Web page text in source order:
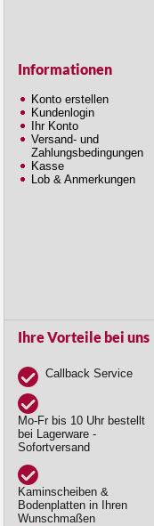
Informationen
Konto erstellen
Kundenlogin
Ihr Konto
Versand- und
Zahlungsbedingungen
Kasse
Lob & Anmerkungen
Ihre Vorteile bei uns
Callback Service
Mo-Fr bis 10 Uhr bestellt
bei Lagerware -
Sofortversand
Kaminscheiben &
Bodenplatten in Ihren
Wunschmaßen